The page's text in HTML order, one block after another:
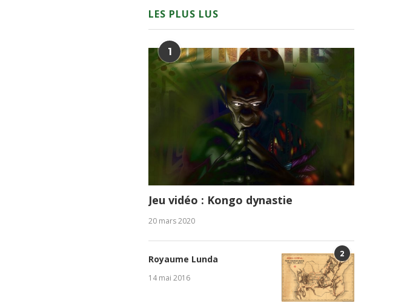
LES PLUS LUS
1
Jeu vidéo : Kongo dynastie
20 mars 2020
2
Royaume Lunda
14 mai 2016